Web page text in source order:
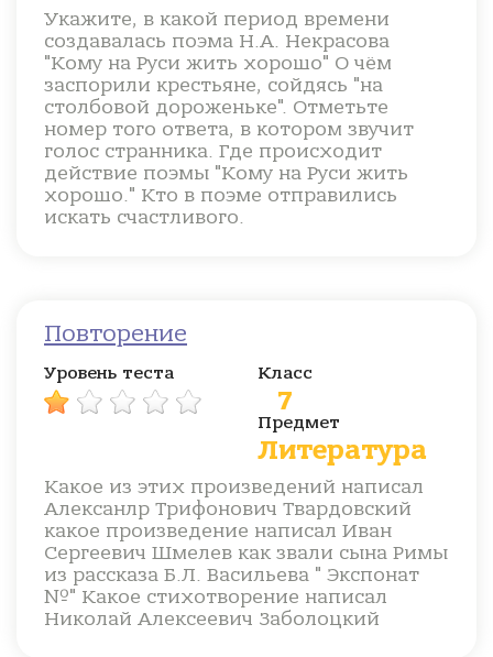
Укажите, в какой период времени
создавалась поэма Н.А. Некрасова
"Кому на Руси жить хорошо" О чём
заспорили крестьяне, сойдясь "на
столбовой дороженьке". Отметьте
номер того ответа, в котором звучит
голос странника. Где происходит
действие поэмы "Кому на Руси жить
хорошо." Кто в поэме отправились
искать счастливого.
Повторение
Уровень теста Класс
7
Предмет
Литература
Какое из этих произведений написал
Алексанлр Трифонович Твардовский
какое произведение написал Иван
Сергеевич Шмелев как звали сына Римы
из рассказа Б.Л. Васильева " Экспонат
№" Какое стихотворение написал
Николай Алексеевич Заболоцкий